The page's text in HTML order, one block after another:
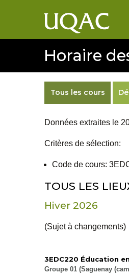
Horaire
Tous les cours
Données extraites le
Critères de sélection:
Code de cours:
TOUS LES
Hiver 2026
(Sujet à changements)
3EDC220 Éducation
Groupe 01 (Saguenay